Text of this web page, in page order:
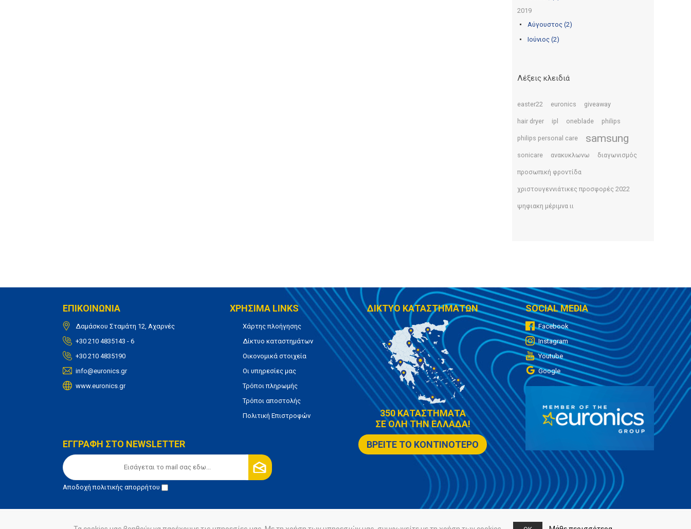
2019
Αύγουστος (2)
Ιούνιος (2)
Λέξεις κλειδιά
easter22 euronics giveaway
hair dryer ipl oneblade philips
philips personal care samsung
sonicare ανακυκλωνω διαγωνισμός
προσωπική φροντίδα
χριστουγεννιάτικες προσφορές 2022
ψηφιακη μέριμνα ιι
ΕΠΙΚΟΙΝΩΝΙΑ
Δαμάσκου Σταμάτη 12, Αχαρνές
+30 210 4835143 - 6
+30 210 4835190
info@euronics.gr
www.euronics.gr
ΧΡΗΣΙΜΑ LINKS
Χάρτης πλοήγησης
Δίκτυο καταστημάτων
Οικονομικά στοιχεία
Οι υπηρεσίες μας
Τρόποι πληρωμής
Τρόποι αποστολής
Πολιτική Επιστροφών
ΕΓΓΡΑΦΗ ΣΤΟ NEWSLETTER
Αποδοχήπολιτικής απορρήτου
ΔΙΚΤΥΟ ΚΑΤΑΣΤΗΜΑΤΩΝ
350 ΚΑΤΑΣΤΗΜΑΤΑ
ΣΕ ΟΛΗ ΤΗΝ ΕΛΛΑΔΑ!
ΒΡΕΙΤΕ ΤΟ ΚΟΝΤΙΝΟΤΕΡΟ
SOCIAL MEDIA
Facebook
Instagram
Youtube
Google